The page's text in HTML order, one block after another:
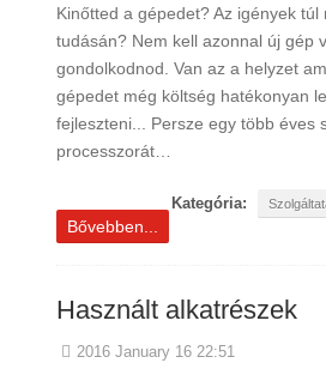
Kinőtted a gépedet? Az igények túl
tudásán? Nem kell azonnal új gép
gondolkodnod. Van az a helyzet
gépedet még költség hatékonyan
fejleszteni... Persze egy több éves
processzorát…
Kategória:
Bővebben...
Használt alkatrészek
2016 January 16 22:51